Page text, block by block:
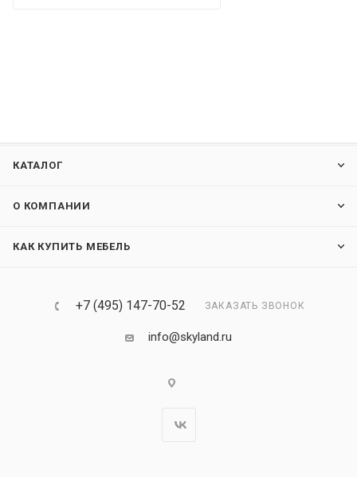
КАТАЛОГ
О КОМПАНИИ
КАК КУПИТЬ МЕБЕЛЬ
+7 (495) 147-70-52 ЗАКАЗАТЬ ЗВОНОК
info@skyland.ru